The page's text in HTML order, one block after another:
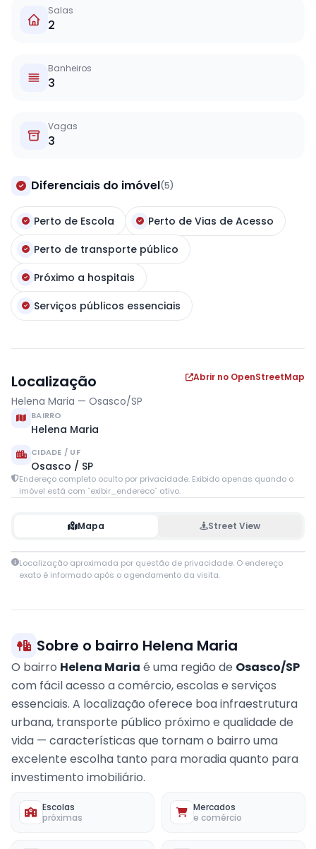
Salas
2
Banheiros
3
Vagas
3
Diferenciais do imóvel(5)
Perto de Escola
Perto de Vias de Acesso
Perto de transporte público
Próximo a hospitais
Serviços públicos essenciais
Localização
Helena Maria — Osasco/SP
Abrir no OpenStreetMap
BAIRRO
Helena Maria
CIDADE / UF
Osasco / SP
Endereço completo oculto por privacidade. Exibido apenas quando o
imóvel está com `exibir_endereco` ativo.
Mapa Street View
+
Localização aproximada por questão de privacidade. O endereço
exato é informado após o agendamento da visita.
Sobre o bairro Helena Maria
O bairro Helena Maria é uma região de Osasco/SP
com fácil acesso a comércio, escolas e serviços
essenciais. A localização oferece boa infraestrutura
urbana, transporte público próximo e qualidade de
vida — características que tornam o bairro uma
excelente escolha tanto para moradia quanto para
investimento imobiliário.
Escolas
próximas
Mercados
e comércio